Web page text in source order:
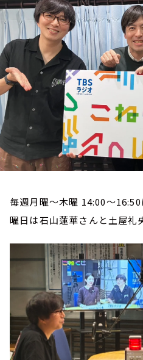
お知らせ
イベント・グッズ
YouTube
会社情報
毎週月曜～木曜 14:00～16:50
曜日は石山蓮華さんと土屋礼